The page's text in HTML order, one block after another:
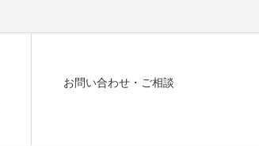
お問い合わせ・ご相談